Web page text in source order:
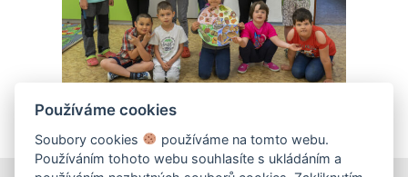
Používáme cookies
Soubory cookies
používáme na tomto webu.
Používáním tohoto webu souhlasíte s ukládáním a